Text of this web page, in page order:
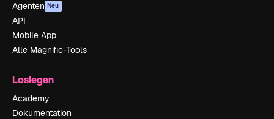
Agenten Neu
API
Mobile App
Alle Magnific-Tools
Loslegen
Academy
Dokumentation